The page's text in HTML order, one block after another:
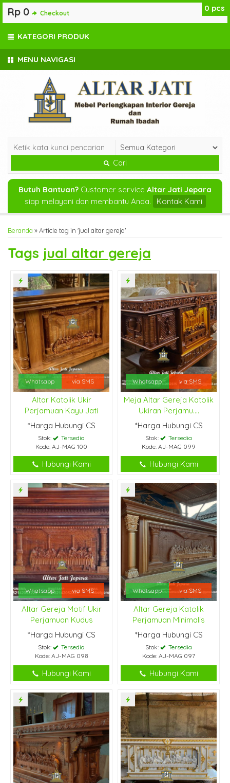
MENU NAVIGASI
Cari
Butuh Bantuan? Customer service Altar Jati Jepara
siap melayani dan membantu Anda.
Kontak Kami
Beranda »Article tag in 'jual altar gereja'
Tags jual altar gereja
Whatsapp via SMS
Altar Katolik Ukir
Perjamuan Kayu Jati
*Harga Hubungi CS
Stok:
Tersedia
Kode: AJ-MAG 100
Hubungi Kami
Whatsapp via SMS
Meja Altar Gereja Katolik
Ukiran Perjamu....
*Harga Hubungi CS
Stok:
Tersedia
Kode: AJ-MAG 099
Hubungi Kami
Whatsapp via SMS
Altar Gereja Motif Ukir
Perjamuan Kudus
*Harga Hubungi CS
Stok:
Tersedia
Kode: AJ-MAG 098
Hubungi Kami
Whatsapp via SMS
Altar Gereja Katolik
Perjamuan Minimalis
*Harga Hubungi CS
Stok:
Tersedia
Kode: AJ-MAG 097
Hubungi Kami
0 pcs
Rp 0 Checkout
KATEGORI PRODUK